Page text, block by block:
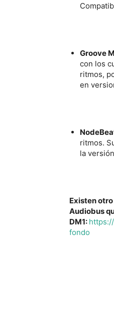
Groove
con los
ritmos,
en
ritmos.
la
Existen
Audiobus
DM1:
fondo